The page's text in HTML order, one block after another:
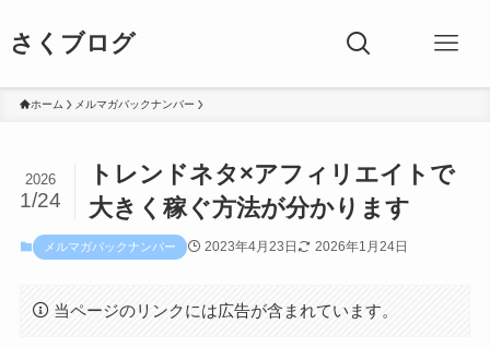
さくブログ
ホーム メルマガバックナンバー
トレンドネタ×アフィリエイトで
大きく稼ぐ方法が分かります
2026
1/24
メルマガバックナンバー 2023年4月23日 2026年1月24日
当ページのリンクには広告が含まれています。